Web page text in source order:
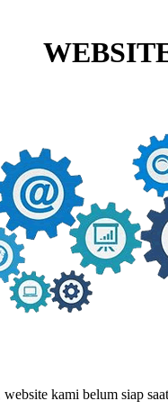
website kami belum siap